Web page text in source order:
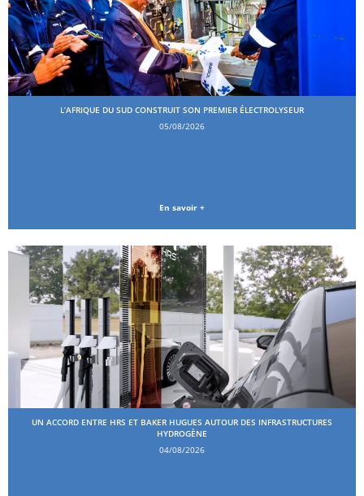
L’AFRIQUE DU SUD CONSTRUIT SON PREMIER ÉLECTROLYSEUR
05/08/2026
En savoir +
UN ACCORD ENTRE HRS ET BAKER HUGUES AUTOUR DES INFRASTRUCTURES
HYDROGÈNE
04/08/2026